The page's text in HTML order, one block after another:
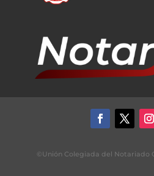
©Unión Colegiada del Notariado